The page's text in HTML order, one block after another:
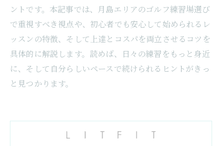
ントです。本記事では、月島エリアのゴルフ練習場選び
で重視すべき視点や、初心者でも安心して始められるレ
ッスンの特徴、そして上達とコスパを両立させるコツを
具体的に解説します。読めば、日々の練習をもっと身近
に、そして自分らしいペースで続けられるヒントがきっ
と見つかります。